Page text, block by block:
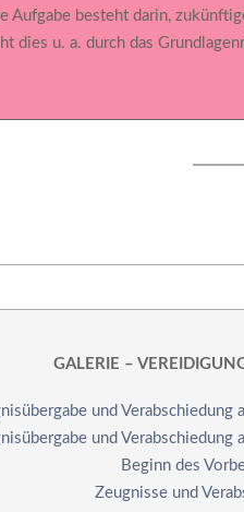
besteht darin,
u. a. durch das
GALERIE –
und
und
Beginn des
Zeugnisse und